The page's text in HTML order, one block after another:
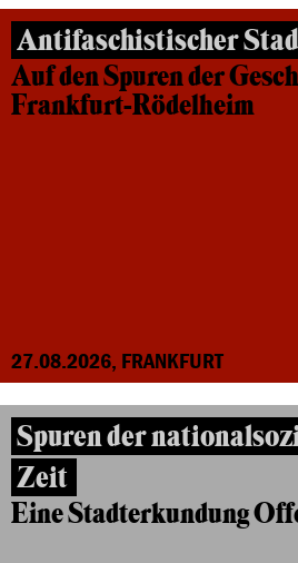
Antifaschistischer
Auf den Spuren der
Frankfurt-Rödelheim
27.08.2026, FRANKFURT
Spuren der
Zeit
Eine Stadterkundung